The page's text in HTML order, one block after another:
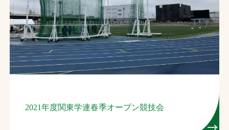
2021年度関東学連春季オープン競技会